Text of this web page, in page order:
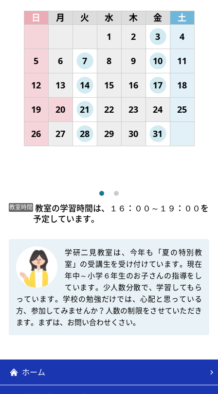
日 月 火 水 木 金
土
1
2 3 4
5 6 7 8 9 10 11
12 13 14 15 16 17 18
19 20 21 22 23 24 25
26 27 28 29 30 31
教室時間 教室の学習時間は、１６：００～１９：００を
予定しています。
学研二見教室は、今年も「夏の特別教
室」の受講生を受け付けています。現在
年中～小学６年生のお子さんの指導をし
ています。少人数分散で、学習してもら
っています。学校の勉強だけでは、心配と思っている
方、参加してみませんか？人数の制限をさせていただき
ます。まずは、お問い合わせくさい。
ホーム